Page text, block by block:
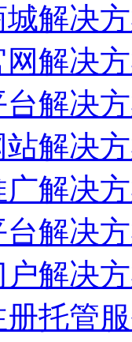
解决
网解决
解决
解决
广解决
解决
解决
托管